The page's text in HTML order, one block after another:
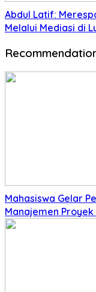
Abdul Latif:
Melalui Mediasi di
Mahasiswa Gelar
Manajemen Proyek